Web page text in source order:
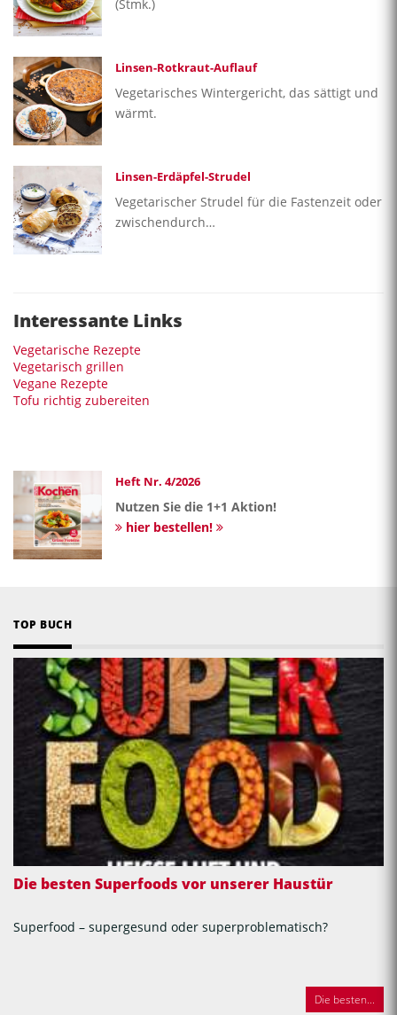
(Stmk.)
Linsen-Rotkraut-Auflauf
Vegetarisches Wintergericht, das sättigt und
wärmt.
Linsen-Erdäpfel-Strudel
Vegetarischer Strudel für die Fastenzeit oder
zwischendurch…
Interessante Links
Vegetarische Rezepte
Vegetarisch grillen
Vegane Rezepte
Tofu richtig zubereiten
Heft Nr. 4/2026
Nutzen Sie die 1+1 Aktion!
hier bestellen!
TOP BUCH
Die besten Superfoods vor unserer Haustür
Superfood – supergesund oder superproblematisch?
Die besten...